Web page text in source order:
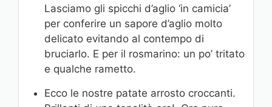
Lasciamo gli spicchi d’aglio ‘in camicia’
per conferire un sapore d’aglio molto
delicato evitando al contempo di
bruciarlo. E per il rosmarino: un po’ tritato
e qualche rametto.
Ecco le nostre patate arrosto croccanti.